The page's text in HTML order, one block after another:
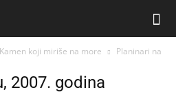
koji miriše na more
Planinari na
2007. godina